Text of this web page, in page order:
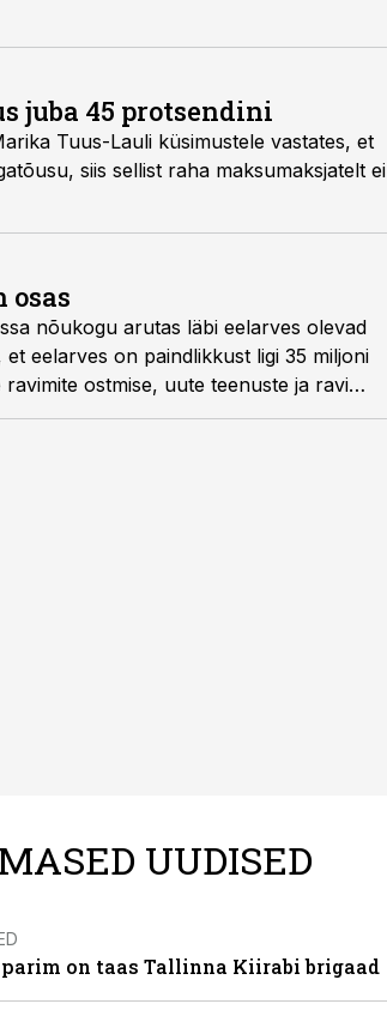
juba 45 protsendini
Tuus-Lauli küsimustele vastates, et
siis sellist raha maksumaksjatelt ei
osas
nõukogu arutas läbi eelarves olevad
eelarves on paindlikkust ligi 35 miljoni
ostmise, uute teenuste ja ravi
UUDISED
on taas Tallinna Kiirabi brigaad